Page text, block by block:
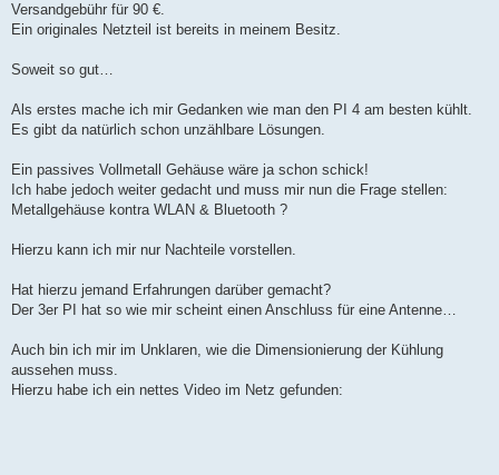
Versandgebühr für 90 €.
Ein originales Netzteil ist bereits in meinem Besitz.
Soweit so gut…
Als erstes mache ich mir Gedanken wie man den PI 4 am besten kühlt.
Es gibt da natürlich schon unzählbare Lösungen.
Ein passives Vollmetall Gehäuse wäre ja schon schick!
Ich habe jedoch weiter gedacht und muss mir nun die Frage stellen:
Metallgehäuse kontra WLAN & Bluetooth ?
Hierzu kann ich mir nur Nachteile vorstellen.
Hat hierzu jemand Erfahrungen darüber gemacht?
Der 3er PI hat so wie mir scheint einen Anschluss für eine Antenne…
Auch bin ich mir im Unklaren, wie die Dimensionierung der Kühlung
aussehen muss.
Hierzu habe ich ein nettes Video im Netz gefunden: